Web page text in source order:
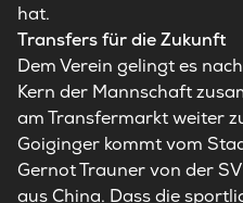
hat.
Transfers für die Zukunft
Dem Verein gelingt es
Kern der Mannschaft
am Transfermarkt weiter
Goiginger kommt vom
Gernot Trauner von der
aus China. Dass die